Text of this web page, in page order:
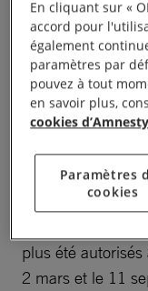
physique de la
de Gaza occupée.
Après une
humanitaire
israélienne a
partiellement
assouplissement
restrictions
plus été
2 mars et le 11
En cliquant sur «
accord pour
également
paramètres par
pouvez à tout
en savoir plus,
cookies
Paramètres
cookies